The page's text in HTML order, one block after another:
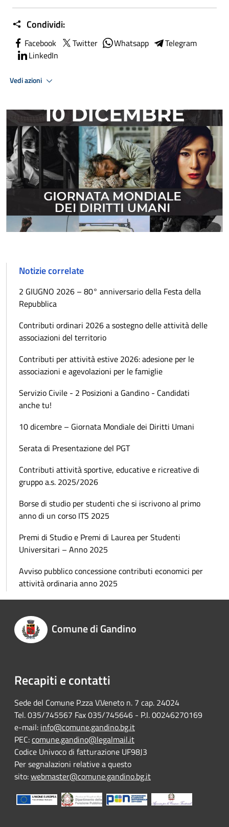
Condividi:
Facebook Twitter Whatsapp
Telegram
LinkedIn
Vedi azioni
Notizie correlate
2 GIUGNO 2026 – 80° anniversario della Festa della
Repubblica
Contributi ordinari 2026 a sostegno delle attività delle
associazioni del territorio
Contributi per attività estive 2026: adesione per le
associazioni e agevolazioni per le famiglie
Servizio Civile - 2 Posizioni a Gandino - Candidati
anche tu!
10 dicembre – Giornata Mondiale dei Diritti Umani
Serata di Presentazione del PGT
Contributi attività sportive, educative e ricreative di
gruppo a.s. 2025/2026
Borse di studio per studenti che si iscrivono al primo
anno di un corso ITS 2025
Premi di Studio e Premi di Laurea per Studenti
Universitari – Anno 2025
Avviso pubblico concessione contributi economici per
attività ordinaria anno 2025
Comune di Gandino
Recapiti e contatti
Sede del Comune P.zza V.Veneto n. 7 cap. 24024
Tel. 035/745567 Fax 035/745646 - P.I. 00246270169
e-mail: info@comune.gandino.bg.it
PEC:comune.gandino@legalmail.it
Codice Univoco di fatturazione UF98J3
Per segnalazioni relative a questo
sito:webmaster@comune.gandino.bg.it